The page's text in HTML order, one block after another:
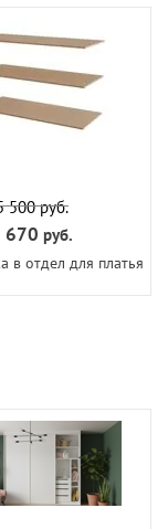
500руб.
670 руб.
в отдел для платья